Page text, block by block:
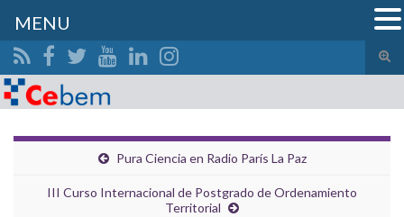
el
Search for:
Pura Ciencia en Radio París La Paz
III Curso Internacional de Postgrado de Ordenamiento
Territorial
MENU